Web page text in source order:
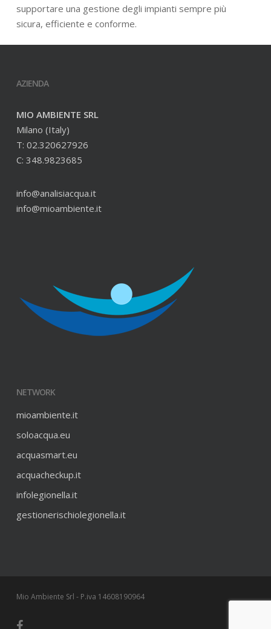
supportare una gestione degli impianti sempre più
sicura, efficiente e conforme.
AZIENDA
MIO AMBIENTE SRL
Milano (Italy)
T: 02.320627926
C: 348.9823685
info@analisiacqua.it
info@mioambiente.it
NETWORK
mioambiente.it
soloacqua.eu
acquasmart.eu
acquacheckup.it
infolegionella.it
gestionerischiolegionella.it
Mio Ambiente Srl - P.iva 14608190964
facebook